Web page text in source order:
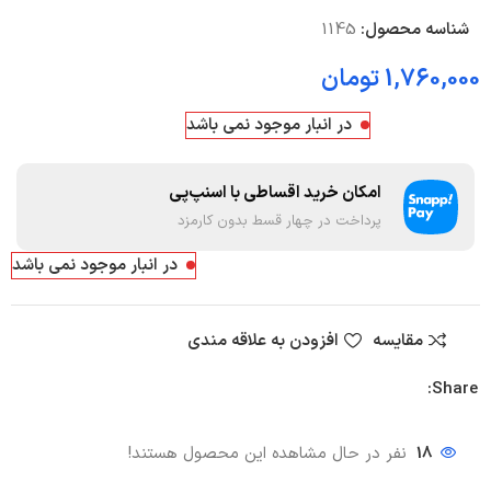
شناسه محصول: 1145
1,760,000تومان
در انبار موجود نمی باشد
امکان خرید اقساطی با اسنپ‌پی
پرداخت در چهار قسط بدون کارمزد
در انبار موجود نمی باشد
مقایسه
افزودن به علاقه مندی
Share:
18 نفر در حال مشاهده این محصول هستند!